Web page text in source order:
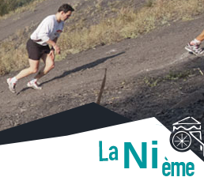
Ni